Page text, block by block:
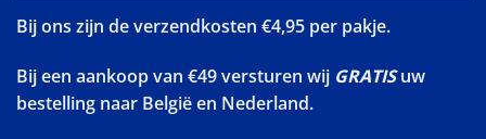
Bij ons zijn de verzendkosten €4,95 per pakje.
Bij een aankoop van €49 versturen wij GRATISuw
bestelling naar België en Nederland.